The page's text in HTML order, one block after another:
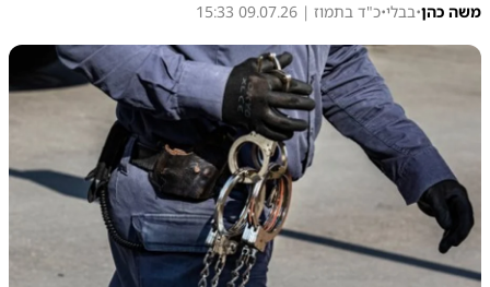
משה כהן•בבלי•כ"ד בתמוז | 09.07.26 15:33